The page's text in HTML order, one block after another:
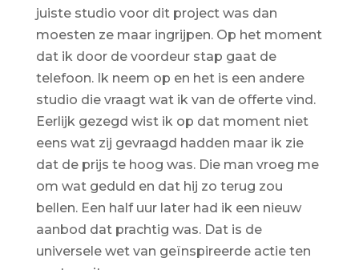
juiste studio voor dit project was dan
moesten ze maar ingrijpen. Op het moment
dat ik door de voordeur stap gaat de
telefoon. Ik neem op en het is een andere
studio die vraagt wat ik van de offerte vind.
Eerlijk gezegd wist ik op dat moment niet
eens wat zij gevraagd hadden maar ik zie
dat de prijs te hoog was. Die man vroeg me
om wat geduld en dat hij zo terug zou
bellen. Een half uur later had ik een nieuw
aanbod dat prachtig was. Dat is de
universele wet van geïnspireerde actie ten